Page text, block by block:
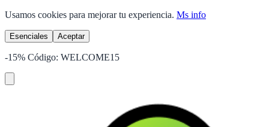
Usamos cookies para mejorar tu experiencia. Ms info
Esenciales Aceptar
-15% Código: WELCOME15